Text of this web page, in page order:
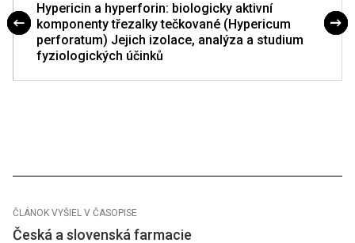
Hypericin a hyperforin: biologicky aktivní
komponenty třezalky tečkované (Hypericum
perforatum) Jejich izolace, analýza a studium
fyziologických účinků
ČLÁNOK VYŠIEL V ČASOPISE
Česká a slovenská farmacie